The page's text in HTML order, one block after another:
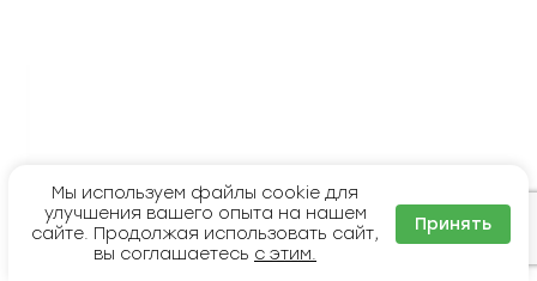
Мы используем файлы cookie для
улучшения вашего опыта на нашем
сайте. Продолжая использовать сайт,
вы соглашаетесь с этим.
Принять